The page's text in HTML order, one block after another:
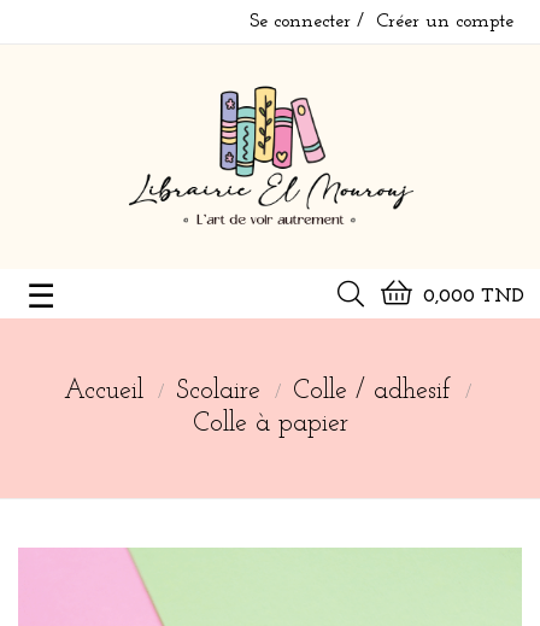
Se connecter Créer un compte
0,000 TND
Basculer
☰
Accueil Scolaire
Colle / adhesif
Colle à papier